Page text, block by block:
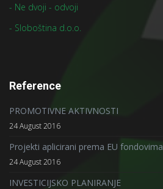
- Ne dvoji - odvoji
- Sloboština d.o.o.
Reference
PROMOTIVNE AKTIVNOSTI
24 August 2016
Projekti aplicirani prema EU fondovima
24 August 2016
INVESTICIJSKO PLANIRANJE